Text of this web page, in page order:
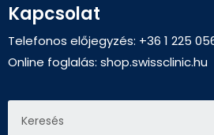
Kapcsolat
Telefonos előjegyzés: +36 1 225
Online foglalás: shop.swissclinic.hu